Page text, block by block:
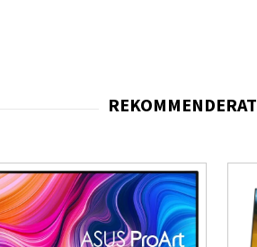
178°
NTSC, sRGB
99%
72%